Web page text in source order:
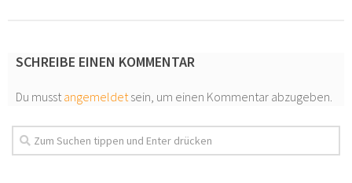
SCHREIBE EINEN KOMMENTAR
Du musstangemeldetsein, um einen Kommentar abzugeben.